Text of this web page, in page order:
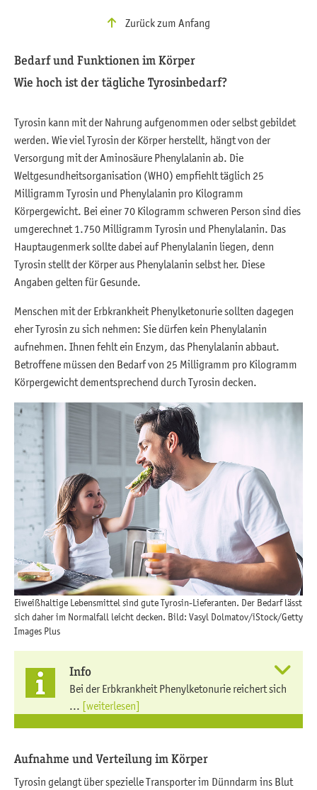
Zurück zum Anfang
Bedarf und Funktionen im Körper
Wie hoch ist der tägliche Tyrosinbedarf?
Tyrosin kann mit der Nahrung aufgenommen oder selbst gebildet
werden. Wie viel Tyrosin der Körper herstellt, hängt von der
Versorgung mit der Aminosäure Phenylalanin ab. Die
Weltgesundheitsorganisation (WHO) empfiehlt täglich 25
Milligramm Tyrosin und Phenylalanin pro Kilogramm
Körpergewicht. Bei einer 70 Kilogramm schweren Person sind dies
umgerechnet 1.750 Milligramm Tyrosin und Phenylalanin. Das
Hauptaugenmerk sollte dabei auf Phenylalanin liegen, denn
Tyrosin stellt der Körper aus Phenylalanin selbst her. Diese
Angaben gelten für Gesunde.
Menschen mit der Erbkrankheit Phenylketonurie sollten dagegen
eher Tyrosin zu sich nehmen: Sie dürfen kein Phenylalanin
aufnehmen. Ihnen fehlt ein Enzym, das Phenylalanin abbaut.
Betroffene müssen den Bedarf von 25 Milligramm pro Kilogramm
Körpergewicht dementsprechend durch Tyrosin decken.
Eiweißhaltige Lebensmittel sind gute Tyrosin-Lieferanten. Der Bedarf lässt
sich daher im Normalfall leicht decken. Bild: Vasyl Dolmatov/iStock/Getty
Images Plus
Info
Bei der Erbkrankheit Phenylketonurie reichert sich
... [weiterlesen]
Aufnahme und Verteilung im Körper
Tyrosin gelangt über spezielle Transporter im Dünndarm ins Blut